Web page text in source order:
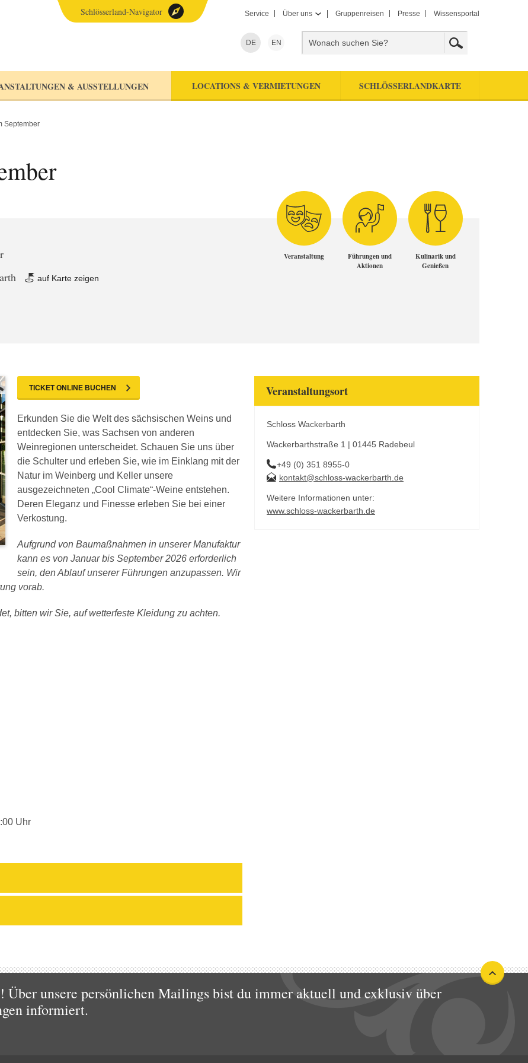
Service Über uns Gruppenreisen Presse Wissensportal
DE EN
& AUSSTELLUNGEN LOCATIONS & VERMIETUNGEN SCHLÖSSERLANDKARTE
Schlösserland-Navigator
September
auf Karte zeigen
Veranstaltung
Führungen und
Aktionen
Kulinarik und
Genießen
TICKET ONLINE BUCHEN
Erkunden Sie die Welt des sächsischen Weins und
entdecken Sie, was Sachsen von anderen
Weinregionen unterscheidet. Schauen Sie uns über
die Schulter und erleben Sie, wie im Einklang mit der
Natur im Weinberg und Keller unsere
ausgezeichneten „Cool Climate“-Weine entstehen.
Deren Eleganz und Finesse erleben Sie bei einer
Verkostung.
Aufgrund von Baumaßnahmen in unserer Manufaktur
kann es von Januar bis September 2026 erforderlich
sein, den Ablauf unserer Führungen anzupassen. Wir
vorab.
bitten wir Sie, auf wetterfeste Kleidung zu achten.
Uhr
Veranstaltungsort
Schloss Wackerbarth
Wackerbarthstraße 1 | 01445 Radebeul
+49 (0) 351 8955-0
kontakt@schloss-wackerbarth.de
Weitere Informationen unter:
www.schloss-wackerbarth.de
Über unsere persönlichen Mailings bist du immer aktuell und exklusiv über
informiert.